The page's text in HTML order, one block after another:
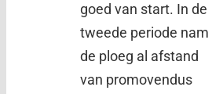
goed van start. In de
tweede periode nam
de ploeg al afstand
van promovendus